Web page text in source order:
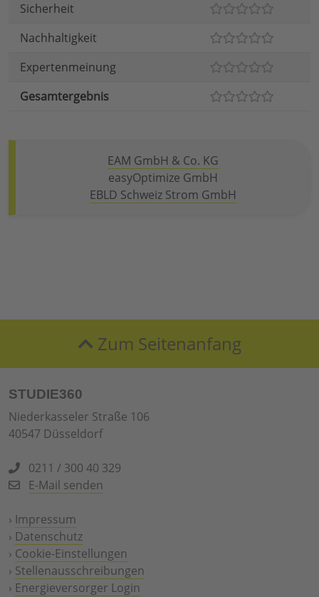
Sicherheit
Nachhaltigkeit
Expertenmeinung
Gesamtergebnis
EAM GmbH & Co. KG
easyOptimize GmbH
EBLD Schweiz Strom GmbH
Zum Seitenanfang
STUDIE360
Niederkasseler Straße 106
40547 Düsseldorf
0211 / 300 40 329
E-Mail senden
› Impressum
› Datenschutz
› Cookie-Einstellungen
› Stellenausschreibungen
› Energieversorger Login